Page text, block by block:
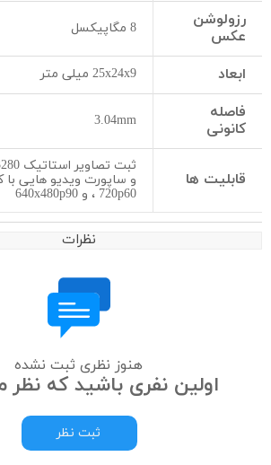
رزولوشن
عکس
8 مگاپیکسل
ابعاد 25x24x9 میلی متر
فاصله
کانونی
3.04mm
قابلیت ها
، 720p60 و 640x480p90
نظرات
هنوز نظری ثبت نشده
اولین نفری باشید که
ثبت نظر